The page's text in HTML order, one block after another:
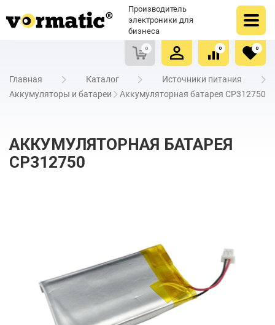
Производитель
электроники для
бизнеса
0
Очистить список сравнения
0
Очистить избранное
0
Главная Каталог
Источники питания
Аккумуляторы и батареи
Аккумуляторная батарея CP312750
АККУМУЛЯТОРНАЯ БАТАРЕЯ
CP312750